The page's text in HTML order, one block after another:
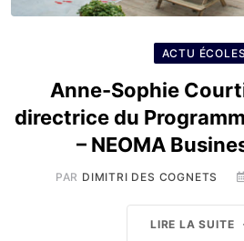
ACTU ÉCOLES
Anne-Sophie
directrice du
– NEOMA
PAR DIMITRI DES COGNETS
LIRE LA SUITE